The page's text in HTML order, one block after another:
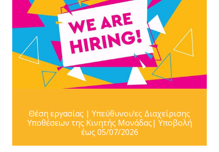
Θέση εργασίας | Υπεύθυνοι/ες Διαχείρισης
Υποθέσεων της Κινητής Μονάδας| Υποβολή
έως 05/07/2026